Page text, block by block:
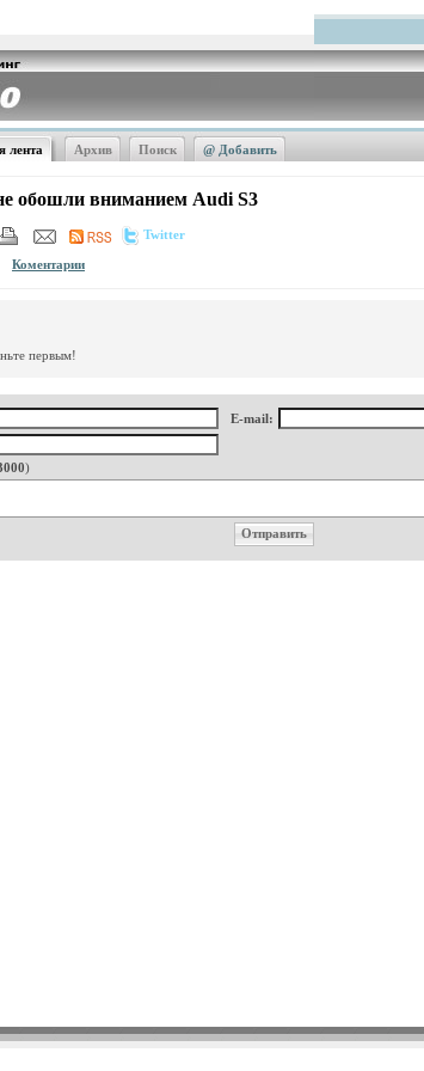
лента Архив Поиск @ Добавить
обошли вниманием Audi S3
Twitter
Коментарии
первым!
E-mail:
)